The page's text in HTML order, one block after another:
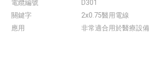
電纜編號
D301
關鍵字
2x0.75醫用電線
應用
非常適合用於醫療設備